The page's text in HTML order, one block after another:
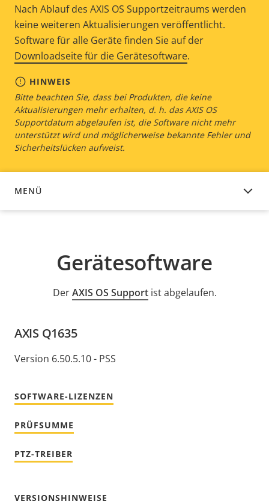
Nach Ablauf des AXIS OS Supportzeitraums werden
keine weiteren Aktualisierungen veröffentlicht.
Software für alle Geräte finden Sie auf der
Downloadseite für die Gerätesoftware.
HINWEIS
Bitte beachten Sie, dass bei Produkten, die keine
Aktualisierungen mehr erhalten, d. h. das AXIS OS
Supportdatum abgelaufen ist, die Software nicht mehr
unterstützt wird und möglicherweise bekannte Fehler und
Sicherheitslücken aufweist.
MENÜ
GERÄTESOFTWARE
Gerätesoftware
DerAXIS OS Supportist abgelaufen.
AXIS Q1635
Version 6.50.5.10 - PSS
SOFTWARE-LIZENZEN
PRÜFSUMME
PTZ-TREIBER
VERSIONSHINWEISE